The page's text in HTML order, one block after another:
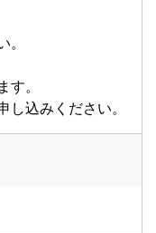
。
す。
し込みください。